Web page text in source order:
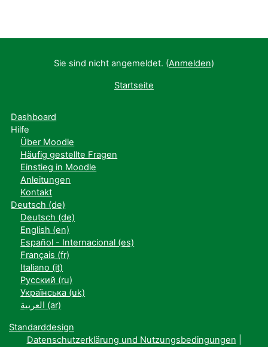
Sie sind nicht angemeldet. (Anmelden)
Startseite
Dashboard
Hilfe
Über Moodle
Häufig gestellte Fragen
Einstieg in Moodle
Anleitungen
Kontakt
Deutsch ‎(de)‎
Deutsch ‎(de)‎
English ‎(en)‎
Español - Internacional ‎(es)‎
Français ‎(fr)‎
Italiano ‎(it)‎
Русский ‎(ru)‎
Українська ‎(uk)‎
العربية ‎(ar)‎
Standarddesign
Datenschutzerklärung und Nutzungsbedingungen